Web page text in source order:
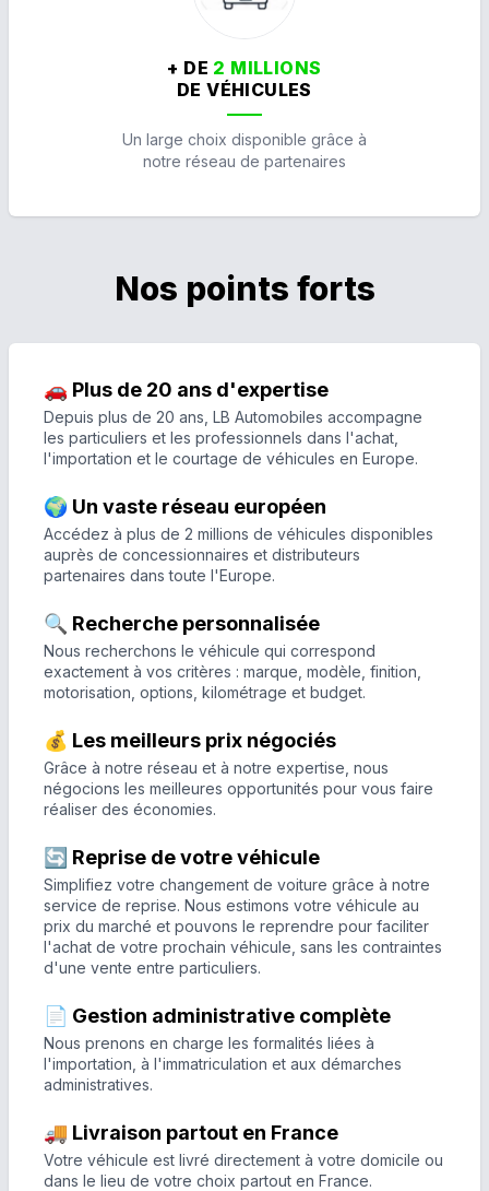
+ DE 2 MILLIONS
DE VÉHICULES
Un large choix disponible grâce à
notre réseau de partenaires
Nos points forts
🚗 Plus de 20 ans d'expertise
Depuis plus de 20 ans, LB Automobiles accompagne
les particuliers et les professionnels dans l'achat,
l'importation et le courtage de véhicules en Europe.
🌍 Un vaste réseau européen
Accédez à plus de 2 millions de véhicules disponibles
auprès de concessionnaires et distributeurs
partenaires dans toute l'Europe.
🔍 Recherche personnalisée
Nous recherchons le véhicule qui correspond
exactement à vos critères : marque, modèle, finition,
motorisation, options, kilométrage et budget.
💰 Les meilleurs prix négociés
Grâce à notre réseau et à notre expertise, nous
négocions les meilleures opportunités pour vous faire
réaliser des économies.
🔄 Reprise de votre véhicule
Simplifiez votre changement de voiture grâce à notre
service de reprise. Nous estimons votre véhicule au
prix du marché et pouvons le reprendre pour faciliter
l'achat de votre prochain véhicule, sans les contraintes
d'une vente entre particuliers.
📄 Gestion administrative complète
Nous prenons en charge les formalités liées à
l'importation, à l'immatriculation et aux démarches
administratives.
🚚 Livraison partout en France
Votre véhicule est livré directement à votre domicile ou
dans le lieu de votre choix partout en France.